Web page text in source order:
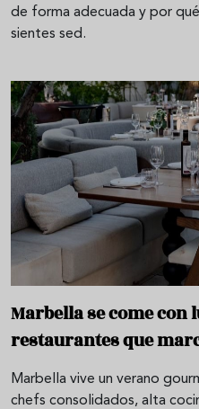
de forma adecuada y por
sientes sed.
Marbella se come
restaurantes que
Marbella vive un verano
chefs consolidados, alta